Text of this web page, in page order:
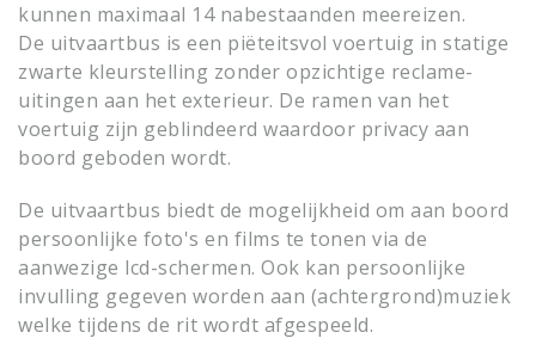
kunnen maximaal 14 nabestaanden meereizen.
De uitvaartbus is een piëteitsvol voertuig in statige
zwarte kleurstelling zonder opzichtige reclame-
uitingen aan het exterieur. De ramen van het
voertuig zijn geblindeerd waardoor privacy aan
boord geboden wordt.
De uitvaartbus biedt de mogelijkheid om aan boord
persoonlijke foto's en films te tonen via de
aanwezige lcd-schermen. Ook kan persoonlijke
invulling gegeven worden aan (achtergrond)muziek
welke tijdens de rit wordt afgespeeld.